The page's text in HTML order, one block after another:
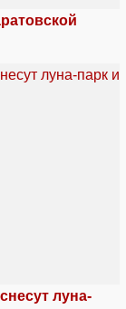
луна-